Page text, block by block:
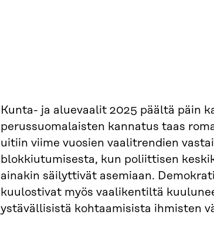
Kunta- ja aluevaalit 2025 päältä päin
perussuomalaisten kannatus taas
uitiin viime vuosien vaalitrendien
blokkiutumisesta, kun poliittisen
ainakin säilyttivät asemiaan.
kuulostivat myös vaalikentiltä
ystävällisistä kohtaamisista ihmisten